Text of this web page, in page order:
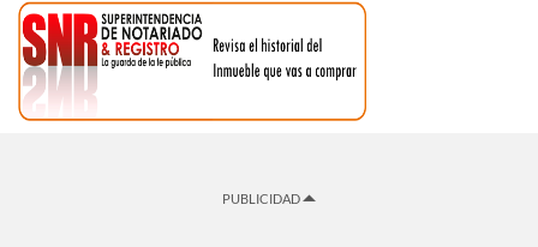
PUBLICIDAD